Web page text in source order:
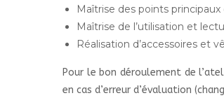
Maîtrise des points
Maîtrise de l’utilisation et
Réalisation d’accessoires et
Pour le bon déroulement de
en cas d’erreur d’évaluation